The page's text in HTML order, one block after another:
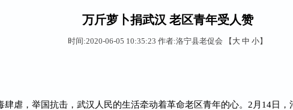
万斤萝卜捐武汉 老区青年受人赞
时间:2020-06-05 10:35:23 作者:洛宁县老促会 【 大 中 小】
虐，举国抗击，武汉人民的生活牵动着革命老区青年的心。2月14日，